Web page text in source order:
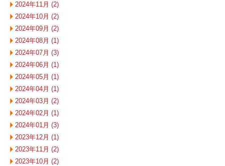
2024年11月 (2)
2024年10月 (2)
2024年09月 (2)
2024年08月 (1)
2024年07月 (3)
2024年06月 (1)
2024年05月 (1)
2024年04月 (1)
2024年03月 (2)
2024年02月 (1)
2024年01月 (3)
2023年12月 (1)
2023年11月 (2)
2023年10月 (2)